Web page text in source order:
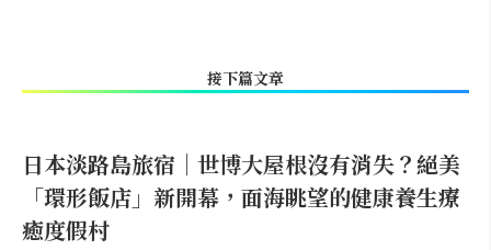
接下篇文章
日本淡路島旅宿｜世博大屋根沒有消失？絕美
「環形飯店」新開幕，面海眺望的健康養生療
癒度假村